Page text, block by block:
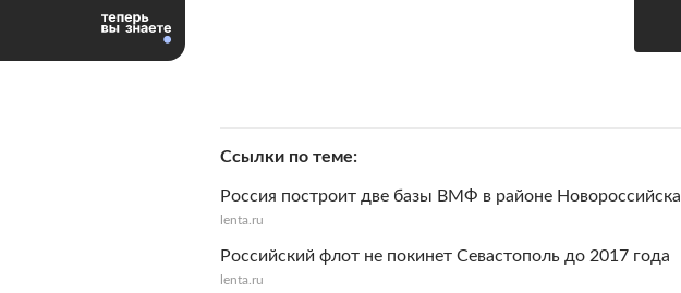
Ссылки по теме
Россия построит две базы ВМФ в районе Новороссийска
lenta.ru
Российский флот не покинет Севастополь до 2017 года
lenta.ru